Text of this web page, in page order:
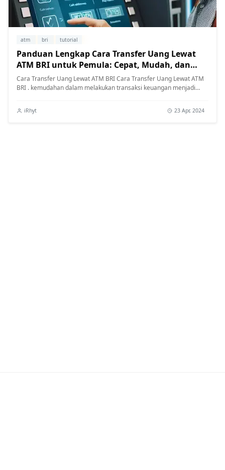
atm bri tutorial
Panduan Lengkap Cara Transfer Uang Lewat
ATM BRI untuk Pemula: Cepat, Mudah, dan
Aman!
Cara Transfer Uang Lewat ATM BRI Cara Transfer Uang Lewat ATM
BRI . kemudahan dalam melakukan transaksi keuangan menjadi
iRhyt 23 Apr, 2024